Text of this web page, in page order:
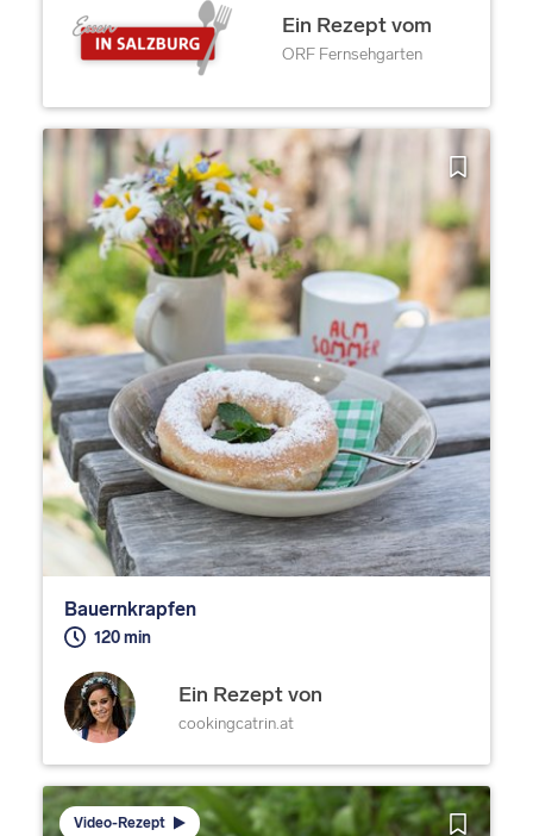
Ein Rezept vom
ORF Fernsehgarten
Bauernkrapfen
120 min
Ein Rezept von
cookingcatrin.at
Video-Rezept